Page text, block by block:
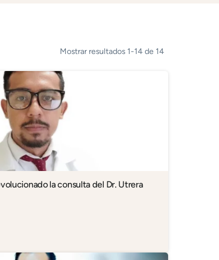
Mostrar resultados 1-14 de 14
la consulta del Dr. Utrera